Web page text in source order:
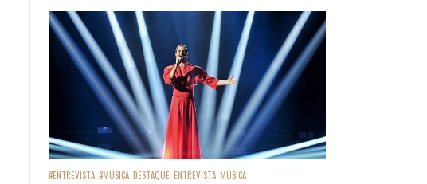
#ENTREVISTA #MÚSICA DESTAQUE ENTREVISTA MÚSICA